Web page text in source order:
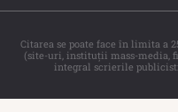
Citarea se poate face în limita a
(site-uri, instituţii mass-media,
integral scrierile